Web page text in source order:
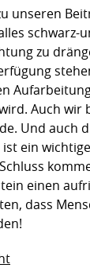
unseren
schwarz-
zu
Auch
Und auch
ein
einen
dass